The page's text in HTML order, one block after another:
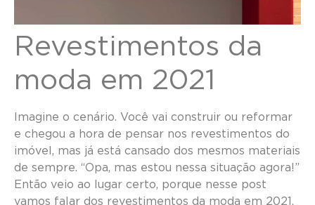
Revestimentos da
moda em 2021
Imagine o cenário. Você vai construir ou reformar
e chegou a hora de pensar nos revestimentos do
imóvel, mas já está cansado dos mesmos materiais
de sempre. “Opa, mas estou nessa situação agora!”
Então veio ao lugar certo, porque nesse post
vamos falar dos revestimentos da moda em 2021.